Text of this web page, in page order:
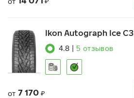
Ikon Autograph Ice C3
4.8 5 отзывов
от 7 170 ₽